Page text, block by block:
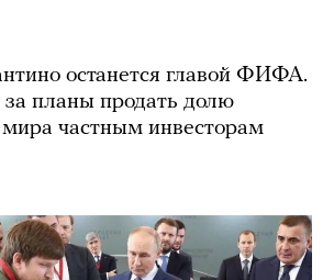
останется главой ФИФА.
планы продать долю
частным инвесторам